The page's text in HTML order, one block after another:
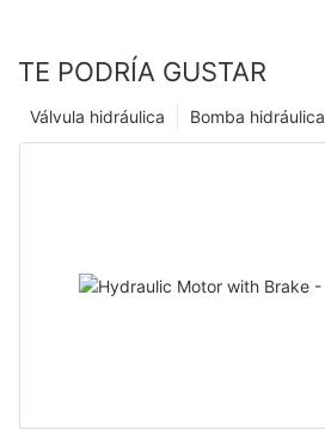
TE PODRÍA GUSTAR
Bomba hidráulica
Válvula hidráulica